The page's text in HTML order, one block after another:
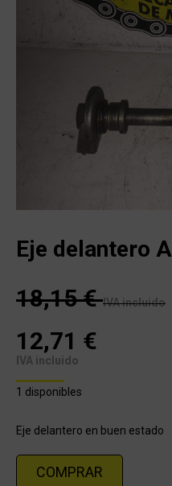
Eje delantero
18,15€ IVA incluido
12,71 €
IVA incluido
1 disponibles
Eje delantero en buen estado
COMPRAR